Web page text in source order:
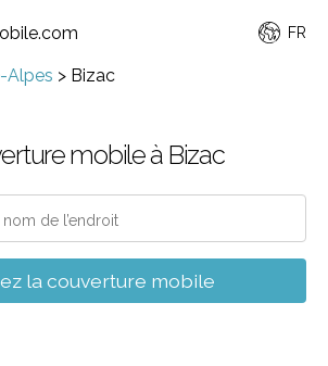
FR
Alpes > Bizac
mobile à Bizac
la couverture mobile